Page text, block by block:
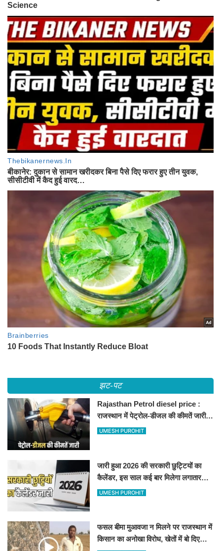
झट-पट
Rajasthan Petrol diesel price :
राजस्थान में पेट्रोल-डीजल की कीमतें जारी,
जानिए बीकानेर समेत पुरे प्रदेश में नए रेट
UMESH PUROHIT
जारी हुआ 2026 की सरकारी छुट्टियों का
कैलेंडर, इस साल कई बार मिलेगा लगातार
अवकाश, देखें
UMESH PUROHIT
फसल बीमा मुआवजा न मिलने पर राजस्थान में
किसान का अनोखा विरोध, खेतों में बो दिए